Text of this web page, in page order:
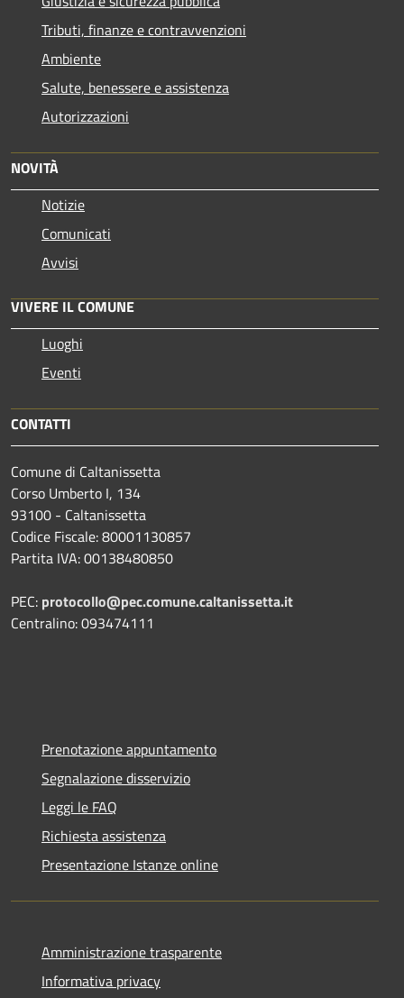
Tributi, finanze e contravvenzioni
Ambiente
Salute, benessere e assistenza
Autorizzazioni
NOVITÀ
Notizie
Comunicati
Avvisi
VIVERE IL COMUNE
Luoghi
Eventi
CONTATTI
Comune di Caltanissetta
Corso Umberto I, 134
93100 - Caltanissetta
Codice Fiscale: 80001130857
Partita IVA: 00138480850
PEC: protocollo@pec.comune.caltanissetta.it
Centralino: 093474111
Prenotazione appuntamento
Segnalazione disservizio
Leggi le FAQ
Richiesta assistenza
Presentazione Istanze online
Amministrazione trasparente
Informativa privacy